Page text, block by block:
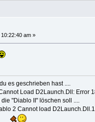
am »
es geschrieben hast ....
Load D2Launch.Dll: Error
"Diablo II" löschen soll ....
2 Cannot load